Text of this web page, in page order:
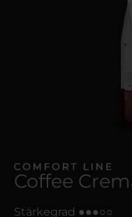
Coffee
Stärkegrad ●●●○○